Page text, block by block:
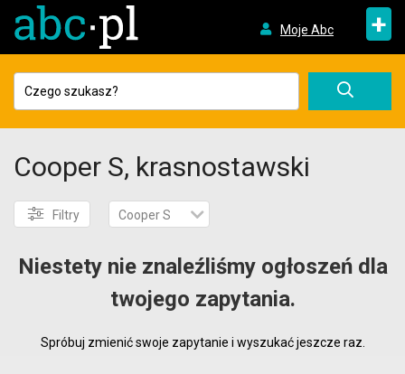
Moje Abc +
Cooper S, krasnostawski
Filtry Cooper S
Niestety nie znaleźliśmy ogłoszeń dla
twojego zapytania.
Spróbuj zmienić swoje zapytanie i wyszukać jeszcze raz.